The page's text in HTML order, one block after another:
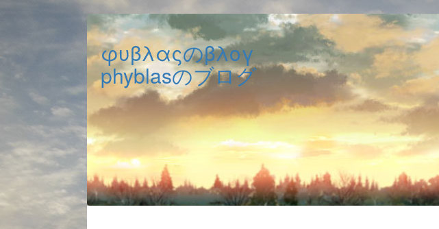
φυβλαςのβλογ
phyblasのブログ